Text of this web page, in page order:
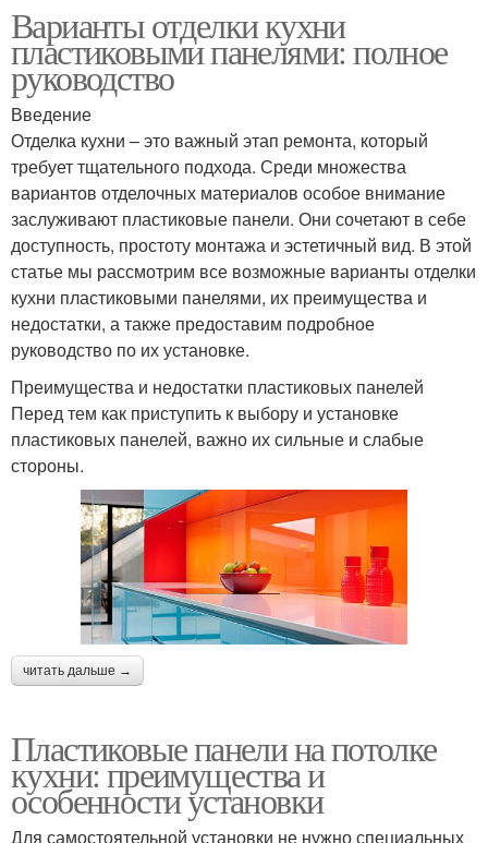
Варианты отделки кухни
пластиковыми панелями: полное
руководство
Введение
Отделка кухни – это важный этап ремонта, который
требует тщательного подхода. Среди множества
вариантов отделочных материалов особое внимание
заслуживают пластиковые панели. Они сочетают в себе
доступность, простоту монтажа и эстетичный вид. В этой
статье мы рассмотрим все возможные варианты отделки
кухни пластиковыми панелями, их преимущества и
недостатки, а также предоставим подробное
руководство по их установке.
Преимущества и недостатки пластиковых панелей
Перед тем как приступить к выбору и установке
пластиковых панелей, важно их сильные и слабые
стороны.
читать дальше →
Пластиковые панели на потолке
кухни: преимущества и
особенности установки
Для самостоятельной установки не нужно специальных